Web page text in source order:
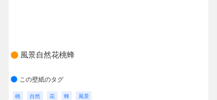
風景自然花桃蜂
この壁紙のタグ
桃 自然 花 蜂 風景